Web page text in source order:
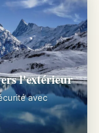
l'extérieur
avec